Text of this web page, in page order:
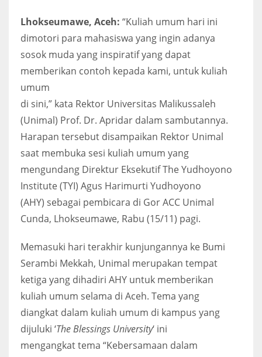
Lhokseumawe, Aceh: “Kuliah umum hari ini
dimotori para mahasiswa yang ingin adanya
sosok muda yang inspiratif yang dapat
memberikan contoh kepada kami, untuk kuliah
umum
di sini,” kata Rektor Universitas Malikussaleh
(Unimal) Prof. Dr. Apridar dalam sambutannya.
Harapan tersebut disampaikan Rektor Unimal
saat membuka sesi kuliah umum yang
mengundang Direktur Eksekutif The Yudhoyono
Institute (TYI) Agus Harimurti Yudhoyono
(AHY) sebagai pembicara di Gor ACC Unimal
Cunda, Lhokseumawe, Rabu (15/11) pagi.
Memasuki hari terakhir kunjungannya ke Bumi
Serambi Mekkah, Unimal merupakan tempat
ketiga yang dihadiri AHY untuk memberikan
kuliah umum selama di Aceh. Tema yang
diangkat dalam kuliah umum di kampus yang
dijuluki ‘The Blessings University‘ ini
mengangkat tema “Kebersamaan dalam